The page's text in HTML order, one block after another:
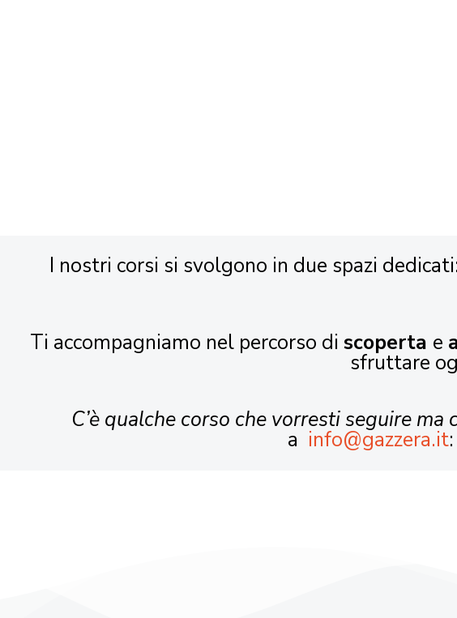
I nostri corsi si svolgono in due spazi
Ti accompagniamo nel percorso di scoperta e
sfruttare
C’è qualche corso che vorresti seguire
a info@gazzera.it